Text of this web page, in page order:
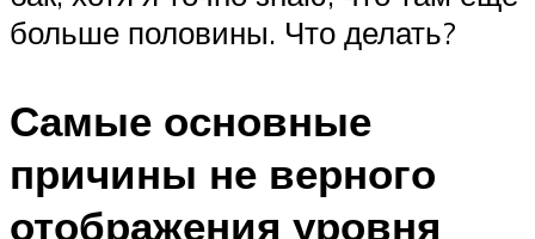
больше половины. Что делать?
Самые основные
причины не верного
отображения уровня